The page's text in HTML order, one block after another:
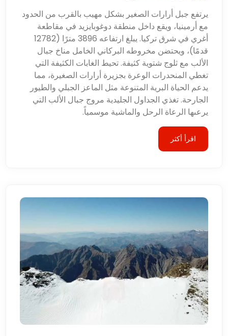
يرتفع جبل أرارات الصغير بشكل مهيب بالقرب من الحدود
مع أرمينيا، ويقع داخل منطقة دوغوبايزيد في مقاطعة
أغري في شرق تركيا. يبلغ ارتفاعه 3896 مترًا (12782
قدمًا)، ويحتضن مخروطه البركاني الخامل مناخ جبال
الألب مع ثلوج شتوية كثيفة. تحيط الغابات الكثيفة التي
تغطي المنحدرات الوعرة بجزيرة أرارات الصغيرة، مما
يدعم الحياة البرية المتنوعة مثل الماعز الجبلي والطيور
الجارحة. تغذي الجداول الجليدية مروج جبال الألب التي
يرعىها الرعاة الرحل والماشية موسمياً.
اقرأ أكثر